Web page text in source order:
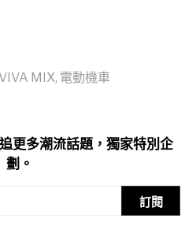
VIVA MIX, 電動機車
更多潮流話題，獨家特別企
劃。
訂閱